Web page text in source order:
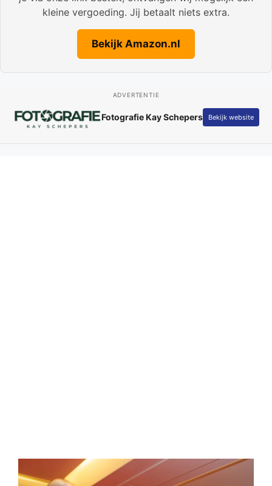
kleine vergoeding. Jij betaalt niets extra.
Bekijk Amazon.nl
ADVERTENTIE
Fotografie Kay Schepers Bekijk website